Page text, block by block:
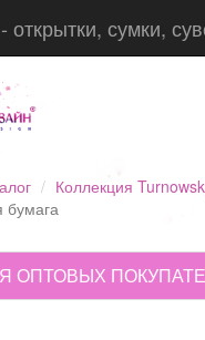
открытки, сумки,
Коллекция
бумага
ОПТОВЫХ